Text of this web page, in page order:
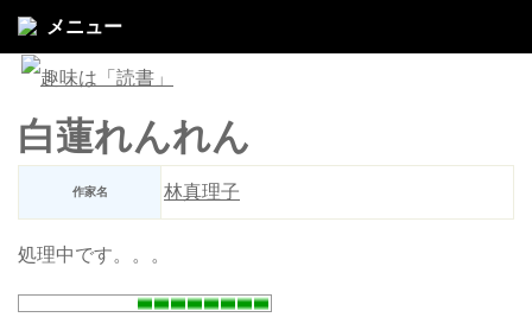
メニュー
白蓮れんれん
作家名 林真理子
処理中です。。。